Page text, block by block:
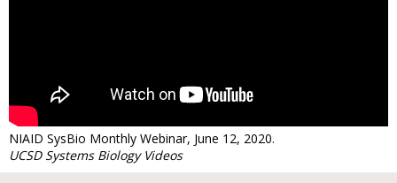
NIAID SysBio Monthly Webinar, June 12, 2020.
UCSD Systems Biology Videos